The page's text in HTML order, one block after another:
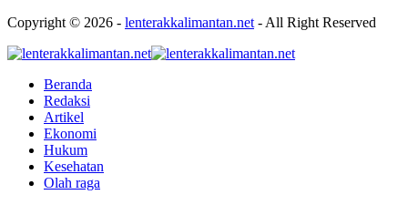
Copyright © 2026 - lenterakkalimantan.net - All Right Reserved
Beranda
Redaksi
Artikel
Ekonomi
Hukum
Kesehatan
Olah raga